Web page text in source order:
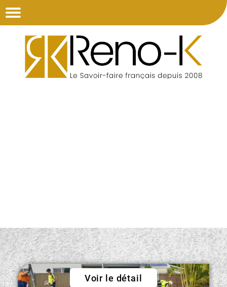
Maçonnerie
Voir le détail